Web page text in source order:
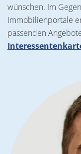
wünschen. Im
Immobilienportale
passenden